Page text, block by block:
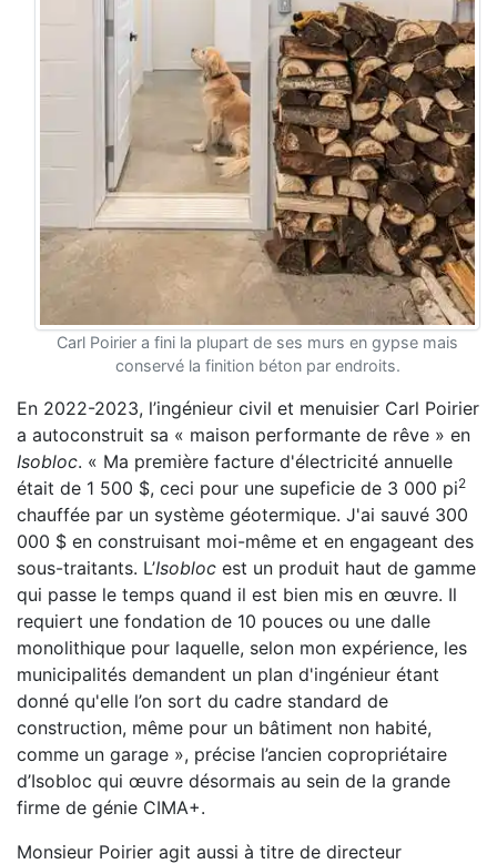
Carl Poirier a fini la plupart de ses murs en gypse mais
conservé la finition béton par endroits.
En 2022-2023, l’ingénieur civil et menuisier Carl Poirier
a autoconstruit sa « maison performante de rêve » en
Isobloc. « Ma première facture d'électricité annuelle
était de 1 500 $, ceci pour une supeficie de 3 000 pi2
chauffée par un système géotermique. J'ai sauvé 300
000 $ en construisant moi-même et en engageant des
sous-traitants. L’Isobloc est un produit haut de gamme
qui passe le temps quand il est bien mis en œuvre. Il
requiert une fondation de 10 pouces ou une dalle
monolithique pour laquelle, selon mon expérience, les
municipalités demandent un plan d'ingénieur étant
donné qu'elle l’on sort du cadre standard de
construction, même pour un bâtiment non habité,
comme un garage », précise l’ancien copropriétaire
d’Isobloc qui œuvre désormais au sein de la grande
firme de génie CIMA+.
Monsieur Poirier agit aussi à titre de directeur